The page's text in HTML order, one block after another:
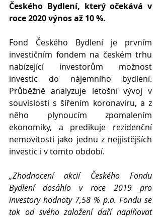
Českého Bydlení, který očekává v
roce 2020 výnos až 10 %.
Fond Českého Bydlení je prvním
investičním fondem na českém trhu
nabízející investorům možnost
investic do nájemního bydlení.
Průběžně analyzuje letošní vývoj v
souvislosti s šířením koronaviru, a z
něho plynoucím zpomalením
ekonomiky, a predikuje rezidenční
nemovitosti jako jednu z nejjistějších
investic i v tomto období.
„Zhodnocení akcií Českého Fondu
Bydlení dosáhlo v roce 2019 pro
investory hodnoty 7,58 % p.a. Fondu se
tak od svého založení daří naplňovat